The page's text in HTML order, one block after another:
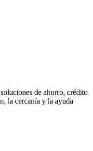
de ahorro, crédito
la cercanía y la ayuda